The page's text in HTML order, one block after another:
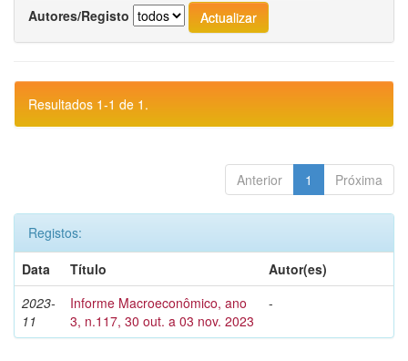
Autores/Registo
Resultados 1-1 de 1.
Anterior 1 Próxima
Registos:
Data
Título
Autor(es)
2023-
11
Informe Macroeconômico, ano
3, n.117, 30 out. a 03 nov. 2023
-